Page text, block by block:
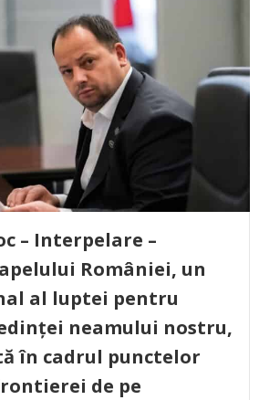
– Interpelare –
României, un
al luptei pentru
neamului nostru,
în cadrul punctelor
de pe